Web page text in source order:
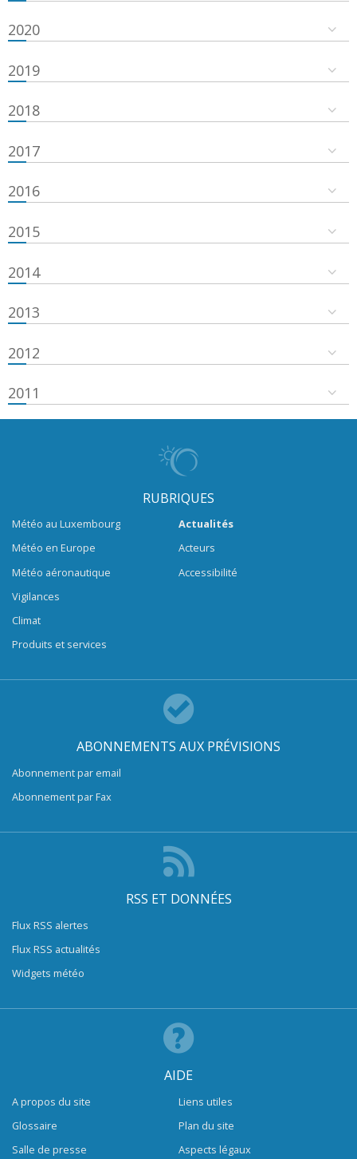
2020
2019
2018
2017
2016
2015
2014
2013
2012
2011
RUBRIQUES
Météo au Luxembourg
Météo en Europe
Météo aéronautique
Vigilances
Climat
Produits et services
Actualités
Acteurs
Accessibilité
ABONNEMENTS AUX PRÉVISIONS
Abonnement par email
Abonnement par Fax
RSS ET DONNÉES
Flux RSS alertes
Flux RSS actualités
Widgets météo
AIDE
A propos du site
Glossaire
Salle de presse
Liens utiles
Plan du site
Aspects légaux